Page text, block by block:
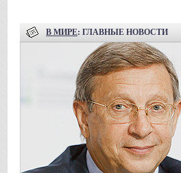
В МИРЕ: ГЛАВНЫЕ НОВОСТИ